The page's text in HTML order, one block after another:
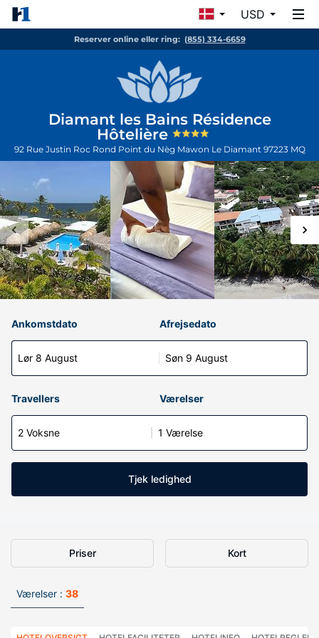
USD
Reserver online eller ring: (855) 334-6659
Diamant les Bains Résidence
Hôtelière
92 Rue Justin Roc Rond Point du Nèg Mawon Le Diamant 97223 MQ
Ankomstdato
Lør 8 August
Afrejsedato
Søn 9 August
Travellers Værelser
2 Voksne 1 Værelse
Tjek ledighed
Priser Kort
Værelser : 38